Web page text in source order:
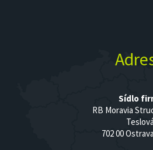
Sídlo
RB Moravia
Teslová
702 00